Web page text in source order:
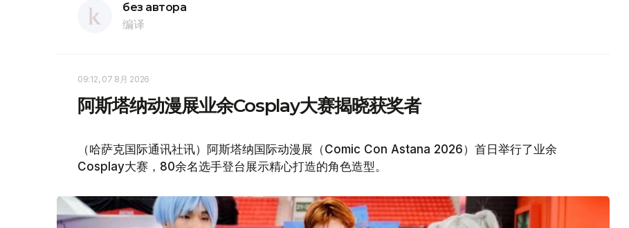
без автора
编译
09:12, 07 8月 2026
阿斯塔纳动漫展业余Cosplay大赛揭晓获奖者
（哈萨克国际通讯社讯）阿斯塔纳国际动漫展（Comic Con Astana 2026）首日举行了业余
Cosplay大赛，80余名选手登台展示精心打造的角色造型。